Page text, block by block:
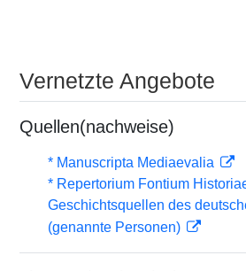
Vernetzte Angebote
Quellen(nachweise)
* Manuscripta Mediaevalia
* Repertorium Fontium
Geschichtsquellen des
(genannte Personen)